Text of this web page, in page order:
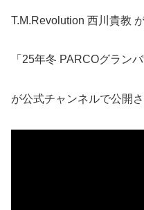
T.M.Revolution 西川貴教
「25年冬 PARCOグラン
が公式チャンネルで公開さ